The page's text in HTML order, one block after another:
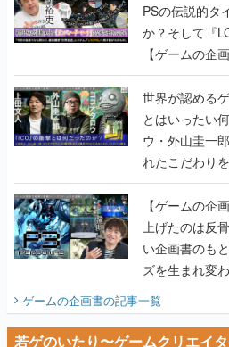
PSの伝説的タ
か？そして『
【ゲームの企
世界が認める
とはいったい
ウ・外山圭一
れたこだわり
画書】
【ゲームの企
上げたのは反
い企画書のも
ズを生まれ変
ビュー】
ゲームの企画書の記事一覧
若ゲのいたり〜ゲームクリエイ